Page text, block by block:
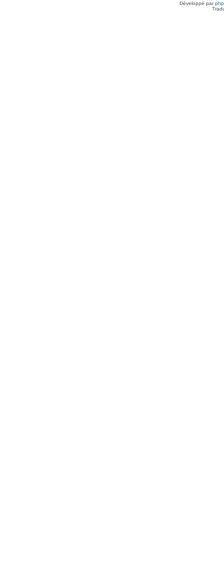
Développé par